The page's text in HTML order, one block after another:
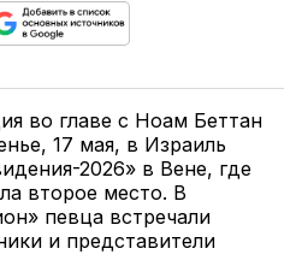
во главе с Ноам Беттан
17 мая, в Израиль
2026» в Вене, где
второе место. В
певца встречали
и представители